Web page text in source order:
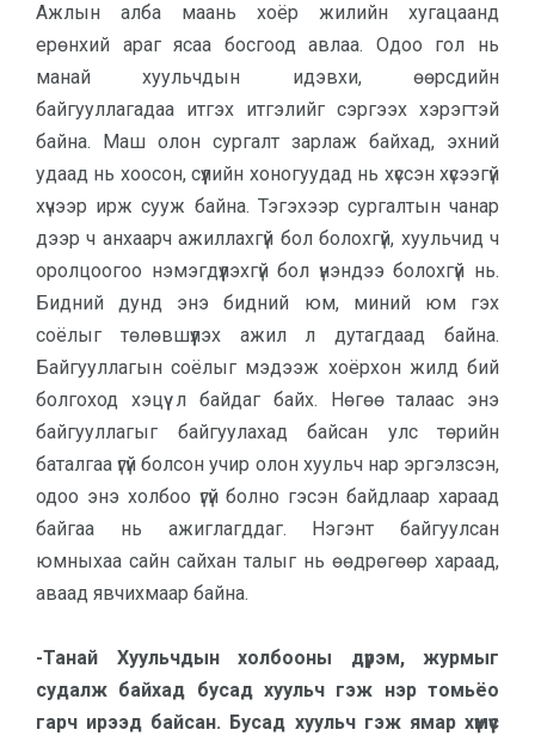
Ажлын алба маань хоёр жилийн хугацаанд
ерөнхий араг ясаа босгоод авлаа. Одоо гол нь
манай хуульчдын идэвхи, өөрсдийн
байгууллагадаа итгэх итгэлийг сэргээх хэрэгтэй
байна. Маш олон сургалт зарлаж байхад, эхний
удаад нь хоосон, сүүлийн хоногуудад нь хүссэн хүсээгүй
хүчээр ирж сууж байна. Тэгэхээр сургалтын чанар
дээр ч анхаарч ажиллахгүй бол болохгүй, хуульчид ч
оролцоогоо нэмэгдүүлэхгүй бол үнэндээ болохгүй нь.
Бидний дунд энэ бидний юм, миний юм гэх
соёлыг төлөвшүүлэх ажил л дутагдаад байна.
Байгууллагын соёлыг мэдээж хоёрхон жилд бий
болгоход хэцүү л байдаг байх. Нөгөө талаас энэ
байгууллагыг байгуулахад байсан улс төрийн
баталгаа үгүй болсон учир олон хуульч нар эргэлзсэн,
одоо энэ холбоо үгүй болно гэсэн байдлаар хараад
байгаа нь ажиглагддаг. Нэгэнт байгуулсан
юмныхаа сайн сайхан талыг нь өөдрөгөөр хараад,
аваад явчихмаар байна.
-Танай Хуульчдын холбооны дүрэм, журмыг
судалж байхад бусад хуульч гэж нэр томьёо
гарч ирээд байсан. Бусад хуульч гэж ямар хүмүүс